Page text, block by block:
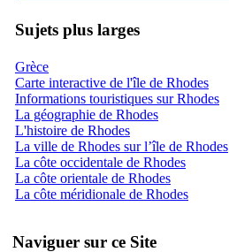
Sujets plus larges
Grèce
Carte interactive de l'île de Rhodes
Informations touristiques sur Rhodes
La géographie de Rhodes
L'histoire de Rhodes
La ville de Rhodes sur l’île de Rhodes
La côte occidentale de Rhodes
La côte orientale de Rhodes
La côte méridionale de Rhodes
Naviguer sur ce Site